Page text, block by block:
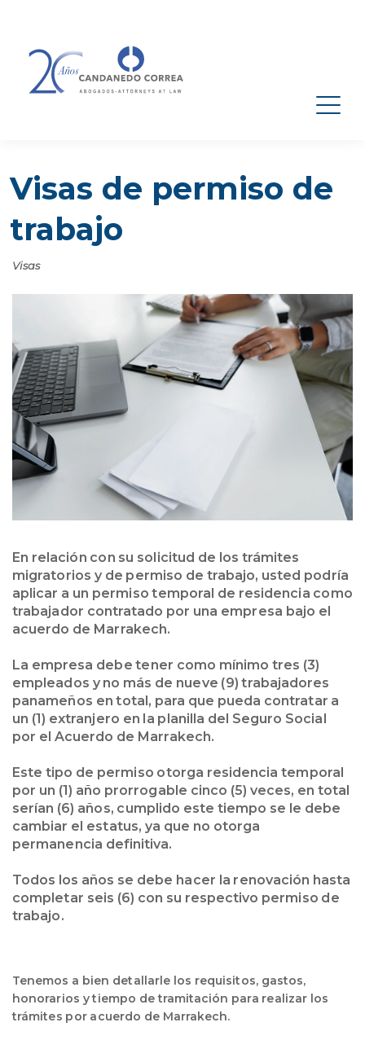
Visas de permiso de
trabajo
Visas
En relación con su solicitud de los trámites
migratorios y de permiso de trabajo, usted podría
aplicar a un permiso temporal de residencia como
trabajador contratado por una empresa bajo el
acuerdo de Marrakech.
La empresa debe tener como mínimo tres (3)
empleados y no más de nueve (9) trabajadores
panameños en total, para que pueda contratar a
un (1) extranjero en la planilla del Seguro Social
por el Acuerdo de Marrakech.
Este tipo de permiso otorga residencia temporal
por un (1) año prorrogable cinco (5) veces, en total
serían (6) años, cumplido este tiempo se le debe
cambiar el estatus, ya que no otorga
permanencia definitiva.
Todos los años se debe hacer la renovación hasta
completar seis (6) con su respectivo permiso de
trabajo.
Tenemos a bien detallarle los requisitos, gastos,
honorarios y tiempo de tramitación para realizar los
trámites por acuerdo de Marrakech.